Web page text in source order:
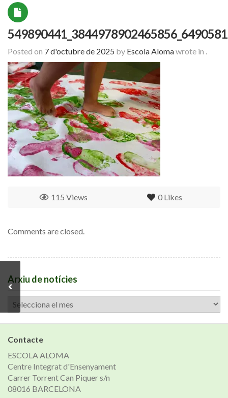
Posted on 7 d'octubre de 2025 by Escola Alomawrote in .
0 Likes
115 Views
Comments are closed.
Arxiu de notícies
Arxiu
de
notícies
Contacte
ESCOLA ALOMA
Centre Integrat d'Ensenyament
Carrer Torrent Can Piquer s/n
08016 BARCELONA